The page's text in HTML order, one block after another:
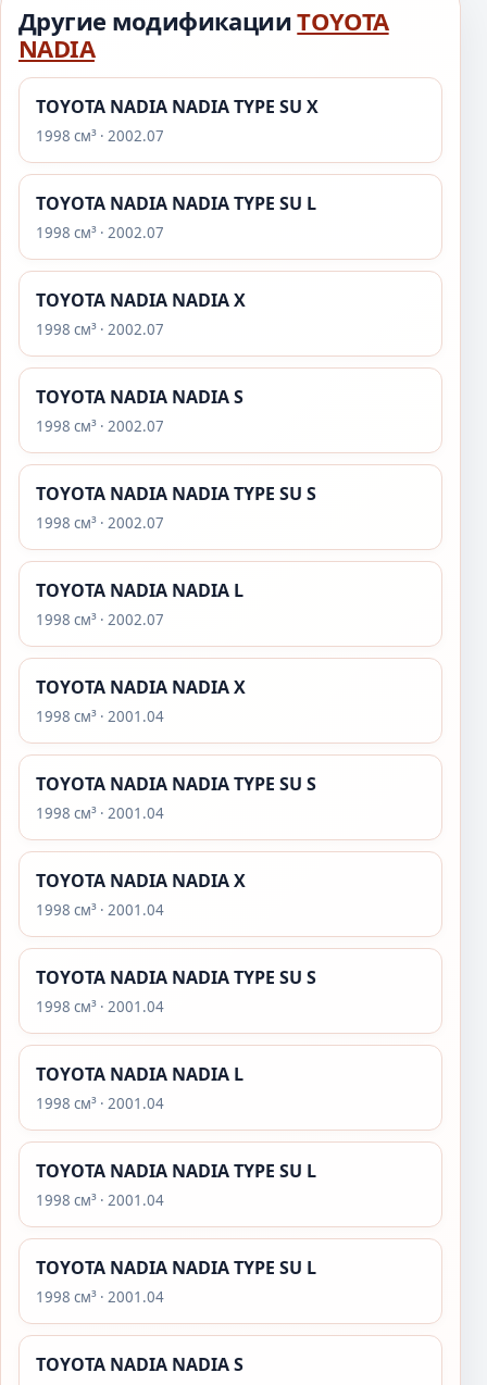
Другие модификацииTOYOTA
NADIA
TOYOTA NADIA NADIA TYPE SU X
1998 см³ · 2002.07
TOYOTA NADIA NADIA TYPE SU L
1998 см³ · 2002.07
TOYOTA NADIA NADIA X
1998 см³ · 2002.07
TOYOTA NADIA NADIA S
1998 см³ · 2002.07
TOYOTA NADIA NADIA TYPE SU S
1998 см³ · 2002.07
TOYOTA NADIA NADIA L
1998 см³ · 2002.07
TOYOTA NADIA NADIA X
1998 см³ · 2001.04
TOYOTA NADIA NADIA TYPE SU S
1998 см³ · 2001.04
TOYOTA NADIA NADIA X
1998 см³ · 2001.04
TOYOTA NADIA NADIA TYPE SU S
1998 см³ · 2001.04
TOYOTA NADIA NADIA L
1998 см³ · 2001.04
TOYOTA NADIA NADIA TYPE SU L
1998 см³ · 2001.04
TOYOTA NADIA NADIA TYPE SU L
1998 см³ · 2001.04
TOYOTA NADIA NADIA S